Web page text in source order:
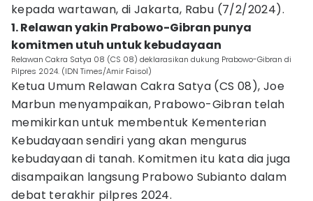
kepada wartawan, di Jakarta, Rabu (7/2/2024).
1. Relawan yakin Prabowo-Gibran punya
komitmen utuh untuk kebudayaan
Relawan Cakra Satya 08 (CS 08) deklarasikan dukung Prabowo-Gibran di
Pilpres 2024. (IDN Times/Amir Faisol)
Ketua Umum Relawan Cakra Satya (CS 08), Joe
Marbun menyampaikan, Prabowo-Gibran telah
memikirkan untuk membentuk Kementerian
Kebudayaan sendiri yang akan mengurus
kebudayaan di tanah. Komitmen itu kata dia juga
disampaikan langsung Prabowo Subianto dalam
debat terakhir pilpres 2024.